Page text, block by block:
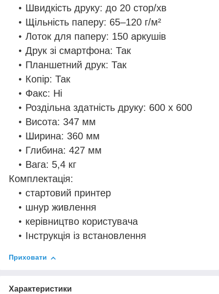
Швидкість друку: до 20 стор/хв
Щільність паперу: 65–120 г/м²
Лоток для паперу: 150 аркушів
Друк зі смартфона: Так
Планшетний друк: Так
Копір: Так
Факс: Ні
Роздільна здатність друку: 600 х 600
Висота: 347 мм
Ширина: 360 мм
Глибина: 427 мм
Вага: 5,4 кг
Комплектація:
стартовий принтер
шнур живлення
керівництво користувача
Інструкція із встановлення
Приховати
Характеристики